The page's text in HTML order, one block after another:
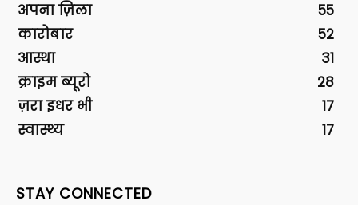
अपना ज़िला
55
कारोबार
52
आस्था
31
क्राइम ब्यूरो
28
ज़रा इधर भी
17
स्वास्थ्य
17
STAY CONNECTED